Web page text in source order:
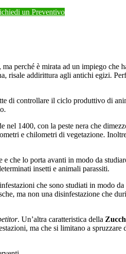
un Preventivo
perché è mirata ad un impiego
addirittura agli antichi egizi.
di controllare il ciclo produttivo di
1400, con la peste nera che
e chilometri di vegetazione.
che lo porta avanti in modo da
insetti e animali parassiti.
che sono studiati in modo
ma non una disinfestazione che
. Un’altra caratteristica della
ma che si limitano a